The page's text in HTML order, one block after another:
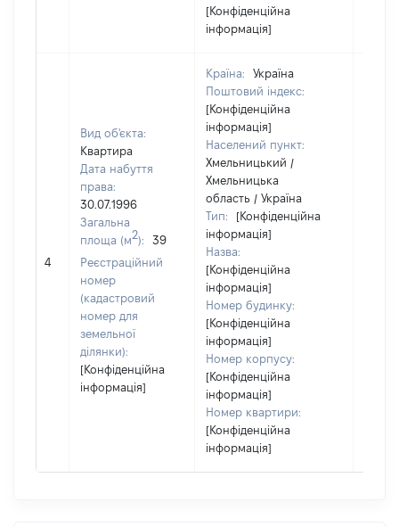
[Конфіденційна
інформація]
4
Вид об'єкта:
Квартира
Дата набуття
права:
30.07.1996
Загальна
площа (м2):
39
Реєстраційний
номер
(кадастровий
номер для
земельної
ділянки):
[Конфіденційна
інформація]
Країна:
Україна
Поштовий індекс:
[Конфіденційна
інформація]
Населений пункт:
Хмельницький /
Хмельницька
область / Україна
Тип:
[Конфіденційна
інформація]
Назва:
[Конфіденційна
інформація]
Номер будинку:
[Конфіденційна
інформація]
Номер корпусу:
[Конфіденційна
інформація]
Номер квартири:
[Конфіденційна
інформація]